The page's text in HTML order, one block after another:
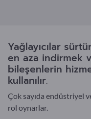
Yağlayıcılar
en aza indirmek
bileşenlerin
kullanılır.
Çok sayıda endüstriyel
rol oynarlar.